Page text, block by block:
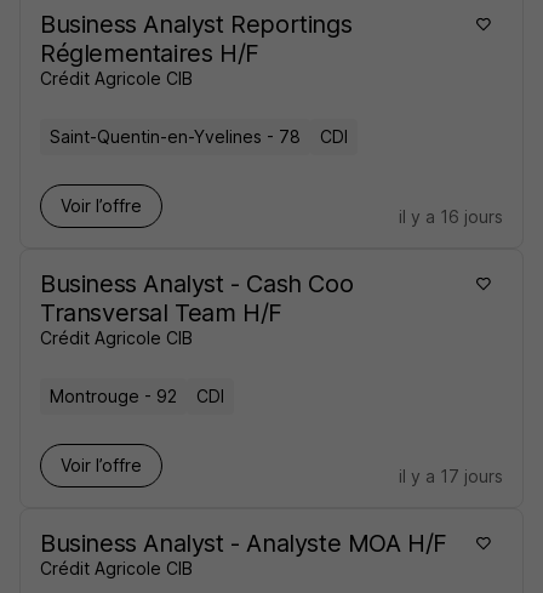
Business Analyst Reportings
Réglementaires H/F
Crédit Agricole CIB
Saint-Quentin-en-Yvelines - 78 CDI
Voir l’offre
il y a 16 jours
Business Analyst - Cash Coo
Transversal Team H/F
Crédit Agricole CIB
Montrouge - 92 CDI
Voir l’offre
il y a 17 jours
Business Analyst - Analyste MOA H/F
Crédit Agricole CIB